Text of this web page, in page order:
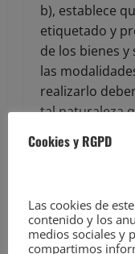
b), establece
etiquetado y
de los bienes y
las
realizarlo
tal naturaleza
consumidor y
servicio y, en
sobre su
Cookies y RGPD
Las cookies de
contenido y los
medios sociales y
compartimos